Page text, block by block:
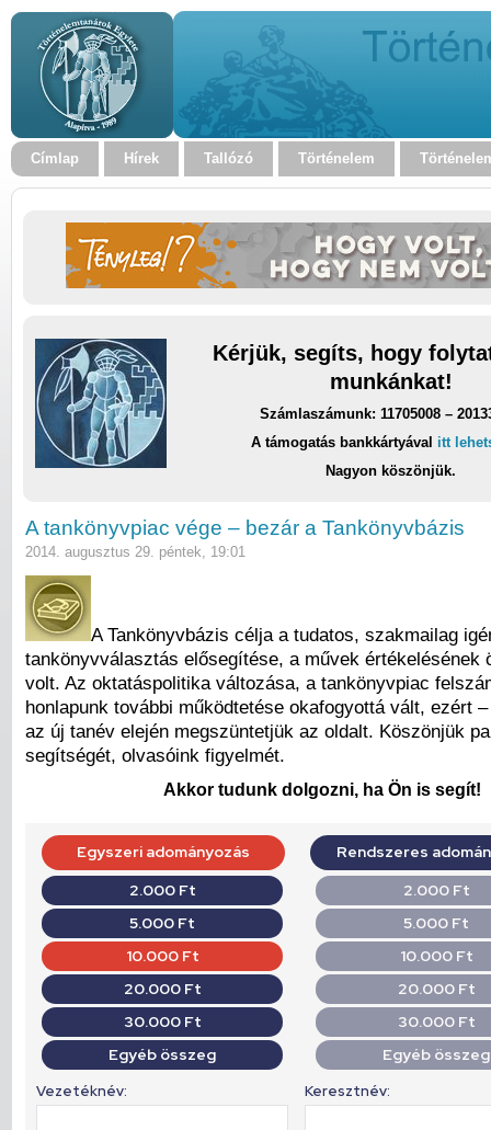
Címlap Hírek Tallózó Történelem
Kérjük, segíts, hogy
munkánkat!
Számlaszámunk: 11705008 –
A támogatás bankkártyával itt
Nagyon köszönjük.
A tankönyvpiac vége – bezár a Tankönyvbázis
2014. augusztus 29. péntek, 19:01
A Tankönyvbázis célja a tudatos, szakmailag
tankönyvválasztás elősegítése, a művek értékelésének
volt. Az oktatáspolitika változása, a tankönyvpiac
honlapunk további működtetése okafogyottá vált, ezért
az új tanév elején megszüntetjük az oldalt. Köszönjük
segítségét, olvasóink figyelmét.
Akkor tudunk dolgozni, ha Ön is segít!